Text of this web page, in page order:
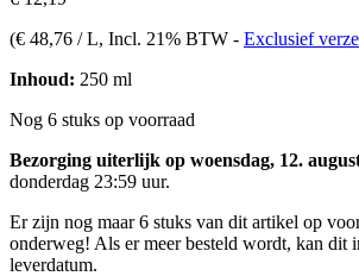
(€ 48,76 / L, Incl. 21% BTW - Exclusief
Inhoud: 250 ml
Nog 6 stuks op voorraad
Bezorging uiterlijk op woensdag, 12.
donderdag 23:59 uur.
Er zijn nog maar 6 stuks van dit artikel op
onderweg! Als er meer besteld wordt, kan dit
leverdatum.